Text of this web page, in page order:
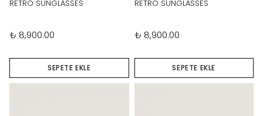
RETRO SUNGLASSES
₺ 8,900.00
SEPETE EKLE
RETRO SUNGLASSES
₺ 8,900.00
SEPETE EKLE